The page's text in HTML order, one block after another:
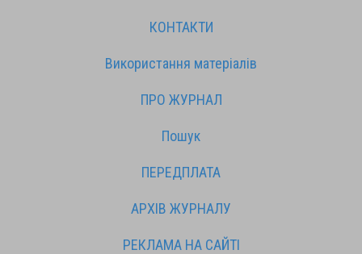
КОНТАКТИ
Використання матеріалів
ПРО ЖУРНАЛ
Пошук
ПЕРЕДПЛАТА
АРХІВ ЖУРНАЛУ
РЕКЛАМА НА САЙТІ